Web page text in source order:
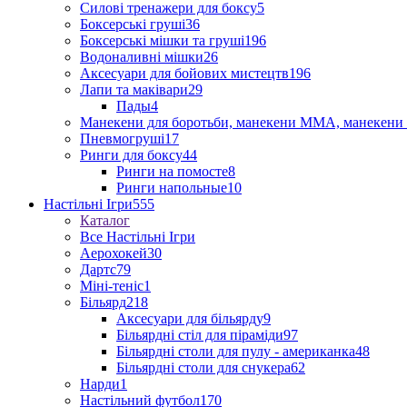
Силові тренажери для боксу5
Боксерські груші36
Боксерські мішки та груші196
Водоналивні мішки26
Аксесуари для бойових мистецтв196
Лапи та маківари29
Пады4
Манекени для боротьби, манекени ММА, манекени
Пневмогруші17
Ринги для боксу44
Ринги на помосте8
Ринги напольные10
Настільні Ігри555
Каталог
Все Настільні Ігри
Аерохокей30
Дартс79
Міні-теніс1
Більярд218
Аксесуари для більярду9
Більярдні стіл для піраміди97
Більярдні столи для пулу - американка48
Більярдні столи для снукера62
Нарди1
Настільний футбол170